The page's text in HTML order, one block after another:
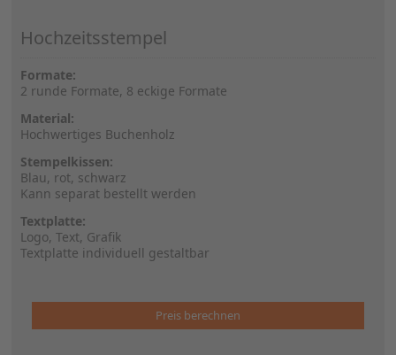
Hochzeitsstempel
Formate:
2 runde Formate, 8 eckige Formate
Material:
Hochwertiges Buchenholz
Stempelkissen:
Blau, rot, schwarz
Kann separat bestellt werden
Textplatte:
Logo, Text, Grafik
Textplatte individuell gestaltbar
Preis berechnen